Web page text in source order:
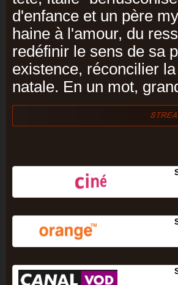
d'enfance et un père
haine à l'amour, du
redéfinir le sens de sa
existence, réconcilier
natale. En un mot,